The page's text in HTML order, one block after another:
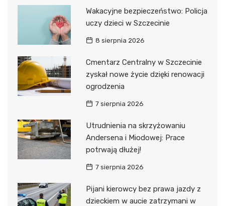
Wakacyjne bezpieczeństwo: Policja
uczy dzieci w Szczecinie
8 sierpnia 2026
Cmentarz Centralny w Szczecinie
zyskał nowe życie dzięki renowacji
ogrodzenia
7 sierpnia 2026
Utrudnienia na skrzyżowaniu
Andersena i Miodowej: Prace
potrwają dłużej!
7 sierpnia 2026
Pijani kierowcy bez prawa jazdy z
dzieckiem w aucie zatrzymani w